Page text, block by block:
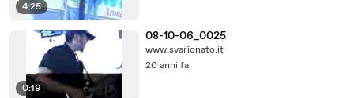
4:25
0:19
08-10-06_0025
www.svarionato.it
20 anni fa